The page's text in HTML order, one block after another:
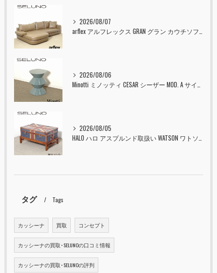
2026/08/07
2026/08/06
2026/08/05
タグ Tags
カッシーナ 買取 コンセプト
カッシーナの買取･SELUNOの口コミ情報
カッシーナの買取･SELUNOの評判